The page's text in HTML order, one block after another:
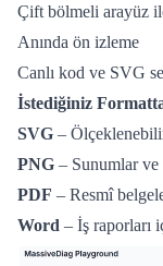
Çift bölmeli arayüz
Anında ön izleme
Canlı kod ve SVG
İstediğiniz
SVG –
PNG – Sunumlar
PDF – Resmî
Word – İş raporları